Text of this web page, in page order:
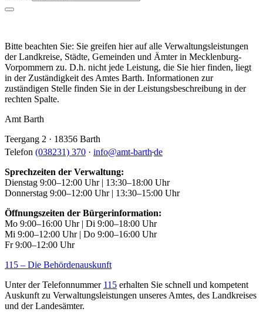
Bitte beachten Sie: Sie greifen hier auf alle Verwaltungsleistungen
der Landkreise, Städte, Gemeinden und Ämter in Mecklenburg-
Vorpommern zu. D.h. nicht jede Leistung, die Sie hier finden, liegt
in der Zuständigkeit des Amtes Barth. Informationen zur
zuständigen Stelle finden Sie in der Leistungsbeschreibung in der
rechten Spalte.
Amt Barth
Teergang 2 · 18356 Barth
Telefon (038231) 370 · info@amt-barth de
Sprechzeiten der Verwaltung:
Dienstag 9:00–12:00 Uhr | 13:30–18:00 Uhr
Donnerstag 9:00–12:00 Uhr | 13:30–15:00 Uhr
Öffnungszeiten der Bürgerinformation:
Mo 9:00–16:00 Uhr | Di 9:00–18:00 Uhr
Mi 9:00–12:00 Uhr | Do 9:00–16:00 Uhr
Fr 9:00–12:00 Uhr
115 – Die Behördenauskunft
Unter der Telefonnummer 115 erhalten Sie schnell und kompetent
Auskunft zu Verwaltungsleistungen unseres Amtes, des Landkreises
und der Landesämter.